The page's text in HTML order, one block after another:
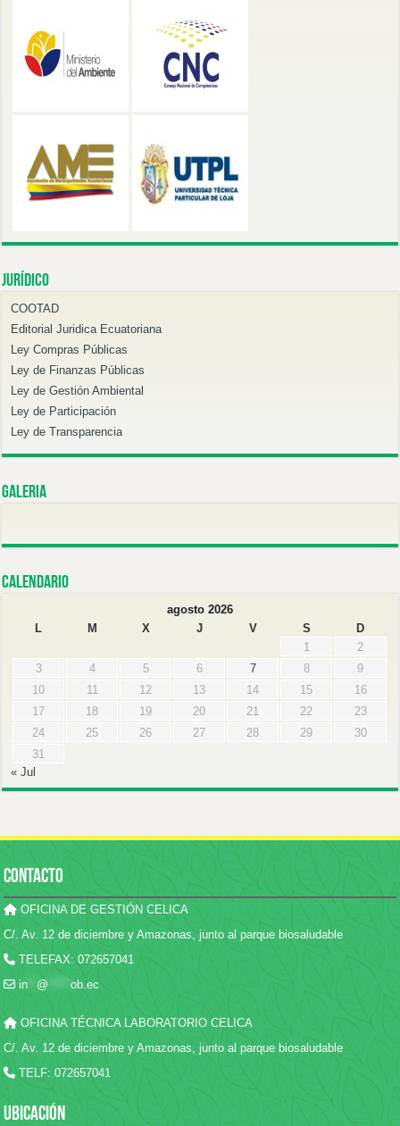
Jurídico
COOTAD
Editorial Juridica Ecuatoriana
Ley Compras Públicas
Ley de Finanzas Públicas
Ley de Gestión Ambiental
Ley de Participación
Ley de Transparencia
Galeria
Calendario
agosto 2026
L
M X J V S
D
1
2
3
4 5 6 7 8
9
10
11 12 13 14 15
16
17
18 19 20 21 22
23
24
25 26 27 28 29
30
31
« Jul
CONTACTO
OFICINA DE GESTIÓN CELICA
C/. Av. 12 de diciembre y Amazonas, junto al parque biosaludable
TELEFAX: 072657041
in
@ *****ob.ec
OFICINA TÉCNICA LABORATORIO CELICA
C/. Av. 12 de diciembre y Amazonas, junto al parque biosaludable
TELF: 072657041
UBICACIÓN